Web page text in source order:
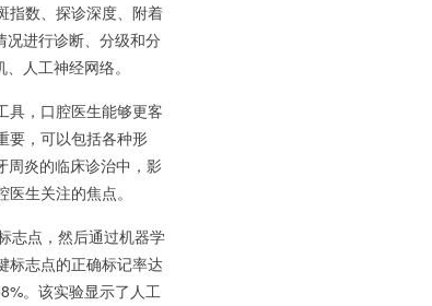
指数、探诊深度、附着
况进行诊断、分级和分
人工神经网络。
具，口腔医生能够更客
要，可以包括各种形
周炎的临床诊治中，影
生关注的焦点。
志点，然后通过机器学
标志点的正确标记率达
。该实验显示了人工